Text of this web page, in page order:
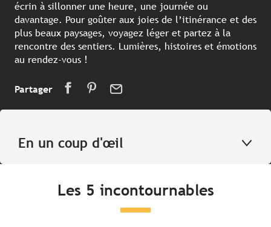
écrin à sillonner une heure, une journée ou
davantage. Pour goûter aux joies de l’itinérance et des
plus beaux paysages, voyagez léger et partez à la
rencontre des sentiers. Lumières, histoires et émotions
au rendez-vous !
Partager
En un coup d'œil
Les 5 incontournables